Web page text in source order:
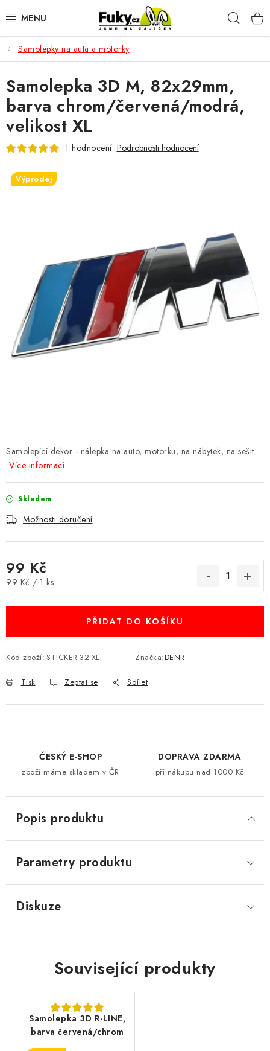
na
AUTO-MOTO
HOBBY A ZAHRADA
SPORT A OUTDOOR
DOMÁCNOST
ELEKTRONIKA
Český e-shop
Vrácení a reklamace
Odložené platby a splátky
Obchodní podmínky
Podmínky ochrany osobních údajů
Moje objednávka
Samolepky na auta a motorky
Samolepící dekor - nálepka na auto, motorku, na nábytek, na sešit
Více informací
Skladem
Možnosti doručení
99 Kč
Měrná cena:
99 Kč / 1 ks
PŘIDAT DO KOŠÍKU
Kód zboží: STICKER-32-XL Značka:DENR
Tisk Zeptat se Sdílet
Samolepka 3D M, 82x29mm,
barva chrom/červená/modrá,
velikost XL
1 hodnocení Podrobnosti hodnocení
Výprodej
ČESKÝ E-SHOP
zboží máme skladem v ČR
DOPRAVA ZDARMA
při nákupu nad 1000 Kč
Popis produktu
Parametry produktu
Diskuze
Související produkty
Samolepka 3D R-LINE,
barva červená/chrom